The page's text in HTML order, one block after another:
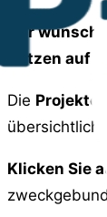
Wir
Katzen auf
Die Projekte
Klicken Sie